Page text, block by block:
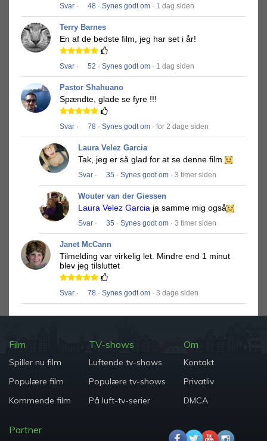
Svar · 48 · Synes godt om · 1 dag siden
Terry Barnes
En af de bedste film, jeg har set i år!
Svar · 52 · Synes godt om · 1 dag siden
Pastor Shahuano
Spændte, glade se fyre !!!
Svar · 78 · Synes godt om · for 2 dage siden
Laura Velez Garcia
Tak, jeg er så glad for at se denne film
Svar · 35 · Synes godt om · 3 timer siden
Wouter van der Giessen
Laura Velez Garcia ja samme mig også
Svar · 35 · Synes godt om · 3 timer siden
Janet McCann
Tilmelding var virkelig let. Mindre end 1 minut
blev jeg tilsluttet
Svar · 78 · Synes godt om · 3 dage siden
Film
Spiller nu film
Populære film
Kommende film
TV-shows
Luftende tv-shows
Populære tv-shows
På luft-tv-serier
Om
Kontakt
Privatliv
DMCA
Partner